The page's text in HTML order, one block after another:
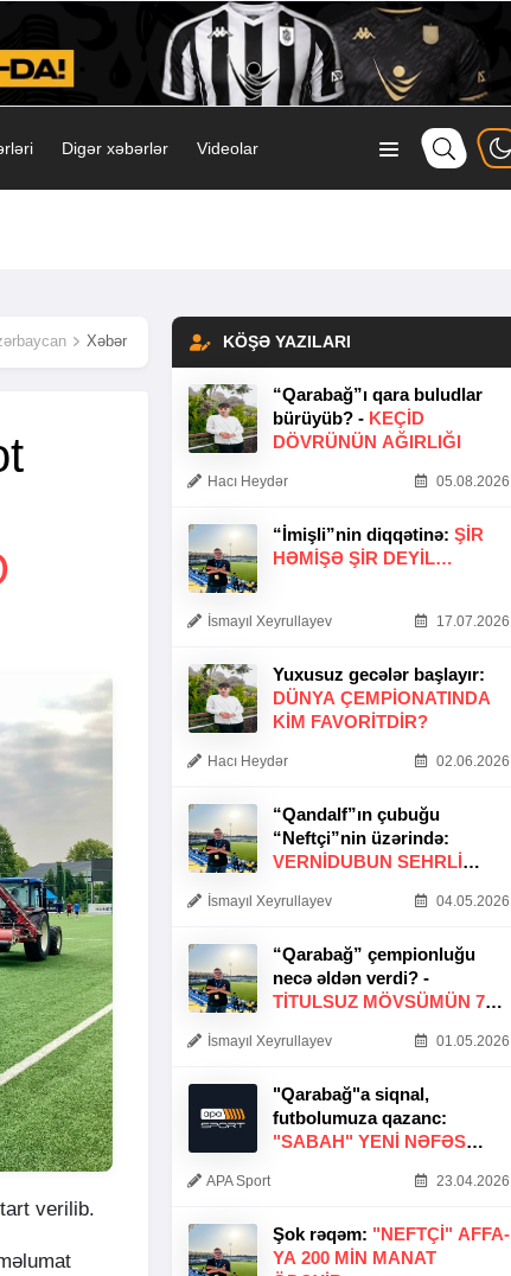
Digər xəbərlər Videolar
Xəbər
verilib.
KÖŞƏ YAZILARI
“Qarabağ”ı qara buludlar
bürüyüb? - KEÇID
DÖVRÜNÜN AĞIRLIĞI
Hacı Heydər 05.08.2026
“İmişli”nin diqqətinə: ŞIR
HƏMIŞƏ ŞIR DEYIL…
İsmayıl Xeyrullayev 17.07.2026
Yuxusuz gecələr başlayır:
DÜNYA ÇEMPIONATINDA
KIM FAVORITDIR?
Hacı Heydər 02.06.2026
“Qandalf”ın çubuğu
“Neftçi”nin üzərində:
VERNİDUBUN SEHRLİ
İsmayıl Xeyrullayev 04.05.2026
“Qarabağ” çempionluğu
necə əldən verdi? -
TITULSUZ MÖVSÜMÜN 7
İsmayıl Xeyrullayev 01.05.2026
"Qarabağ"a siqnal,
futbolumuza qazanc:
"SABAH" YENI NƏFƏS
APA Sport 23.04.2026
Şok rəqəm: "NEFTÇI" AFFA-
YA 200 MIN MANAT